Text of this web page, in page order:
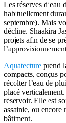
Les réserves
habituellement
septembre). Mais
décline. Shaakira
projets afin de se
Aquatecture prend
compacts, conçus
récolter l’eau de
placé verticalement.
réservoir. Elle est
assainie, ou encore
bâtiment.